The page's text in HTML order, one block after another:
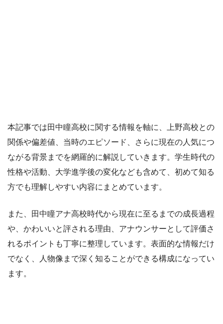
本記事では田中瞳高校に関する情報を軸に、上野高校との
関係や偏差値、当時のエピソード、さらに現在の人気につ
ながる背景までを網羅的に解説していきます。学生時代の
性格や活動、大学進学後の変化なども含めて、初めて知る
方でも理解しやすい内容にまとめています。
また、田中瞳アナ高校時代から現在に至るまでの成長過程
や、かわいいと評される理由、アナウンサーとして評価さ
れるポイントも丁寧に整理しています。表面的な情報だけ
でなく、人物像まで深く知ることができる構成になってい
ます。